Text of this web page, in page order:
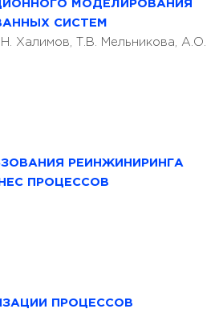
МОДЕЛИРОВАНИЯ
СИСТЕМ
Халимов, Т.В. Мельникова, А.О.
РЕИНЖИНИРИНГА
ПРОЦЕССОВ
ПРОЦЕССОВ